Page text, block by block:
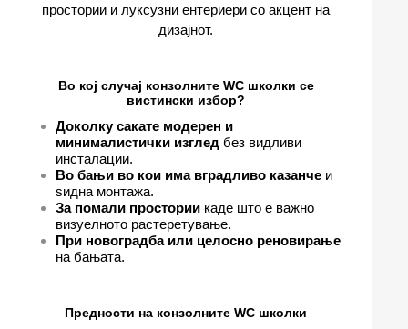
простории и луксузни ентериери со акцент на
дизајнот.
Во кој случај конзолните WC школки се
вистински избор?
Доколку сакате модерен и
минималистички изглед без видливи
инсталации.
Во бањи во кои има вградливо казанче и
ѕидна монтажа.
За помали простории каде што е важно
визуелното растеретување.
При новоградба или целосно реновирање
на бањата.
Предности на конзолните WC школки